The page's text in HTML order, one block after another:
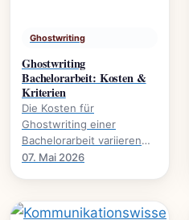
Ghostwriting
Ghostwriting
Bachelorarbeit: Kosten &
Kriterien
Die Kosten für
Ghostwriting einer
Bachelorarbeit variieren
stark. Dieser Leitfaden
und gibt.
07. Mai 2026